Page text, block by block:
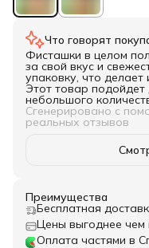
Что говорят
Фисташки в целом
за свой вкус и
упаковку, что
Этот товар подойдет
небольшого
нераскрытых.
Сгенерировано с
реальных отзывов
Преимущества
Бесплатная
Цены выгоднее чем
Оплата частями в